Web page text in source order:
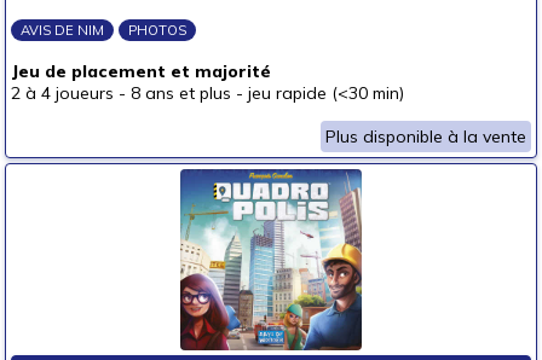
AVIS DE NIM PHOTOS
Jeu de placement et majorité
2 à 4 joueurs - 8 ans et plus - jeu rapide (<30 min)
Plus disponible à la vente